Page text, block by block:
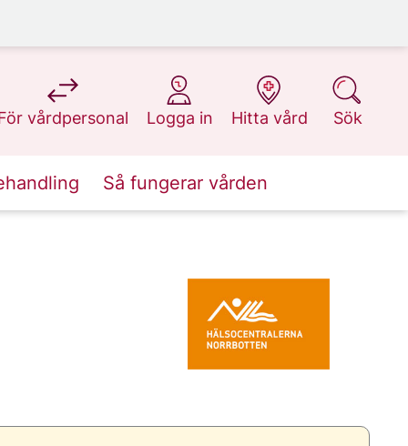
vårdpersonal
på 1177.se
Logga in
på 1177.se
Hitta vård
på 1177.se
Sök
på 1177.se
Så fungerar vården